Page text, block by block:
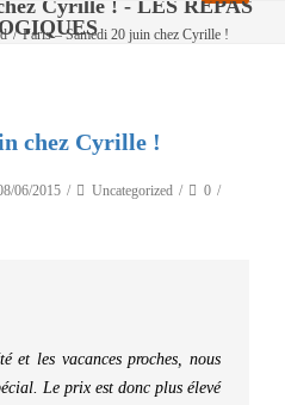
Cyrille ! - LES REPAS
/ Paris – Samedi 20 juin chez Cyrille !
chez Cyrille !
06/2015 Uncategorized
0
et les vacances proches, nous
Le prix est donc plus élevé